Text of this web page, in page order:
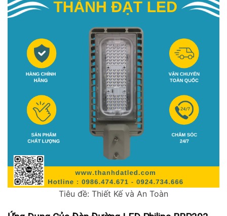
Tiêu đề: Thiết Kế và An Toàn